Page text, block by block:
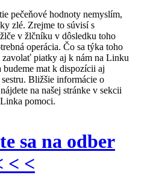
pečeňové hodnoty nemyslím,
zlé. Zrejme to súvisí s
v žlčníku v dôsledku toho
operácia. Čo sa týka toho
zavolať piatky aj k nám na Linku
mat k dispozícii aj
Bližšie informácie o
na našej stránke v sekcii
pomoci.
sa na odber
< <